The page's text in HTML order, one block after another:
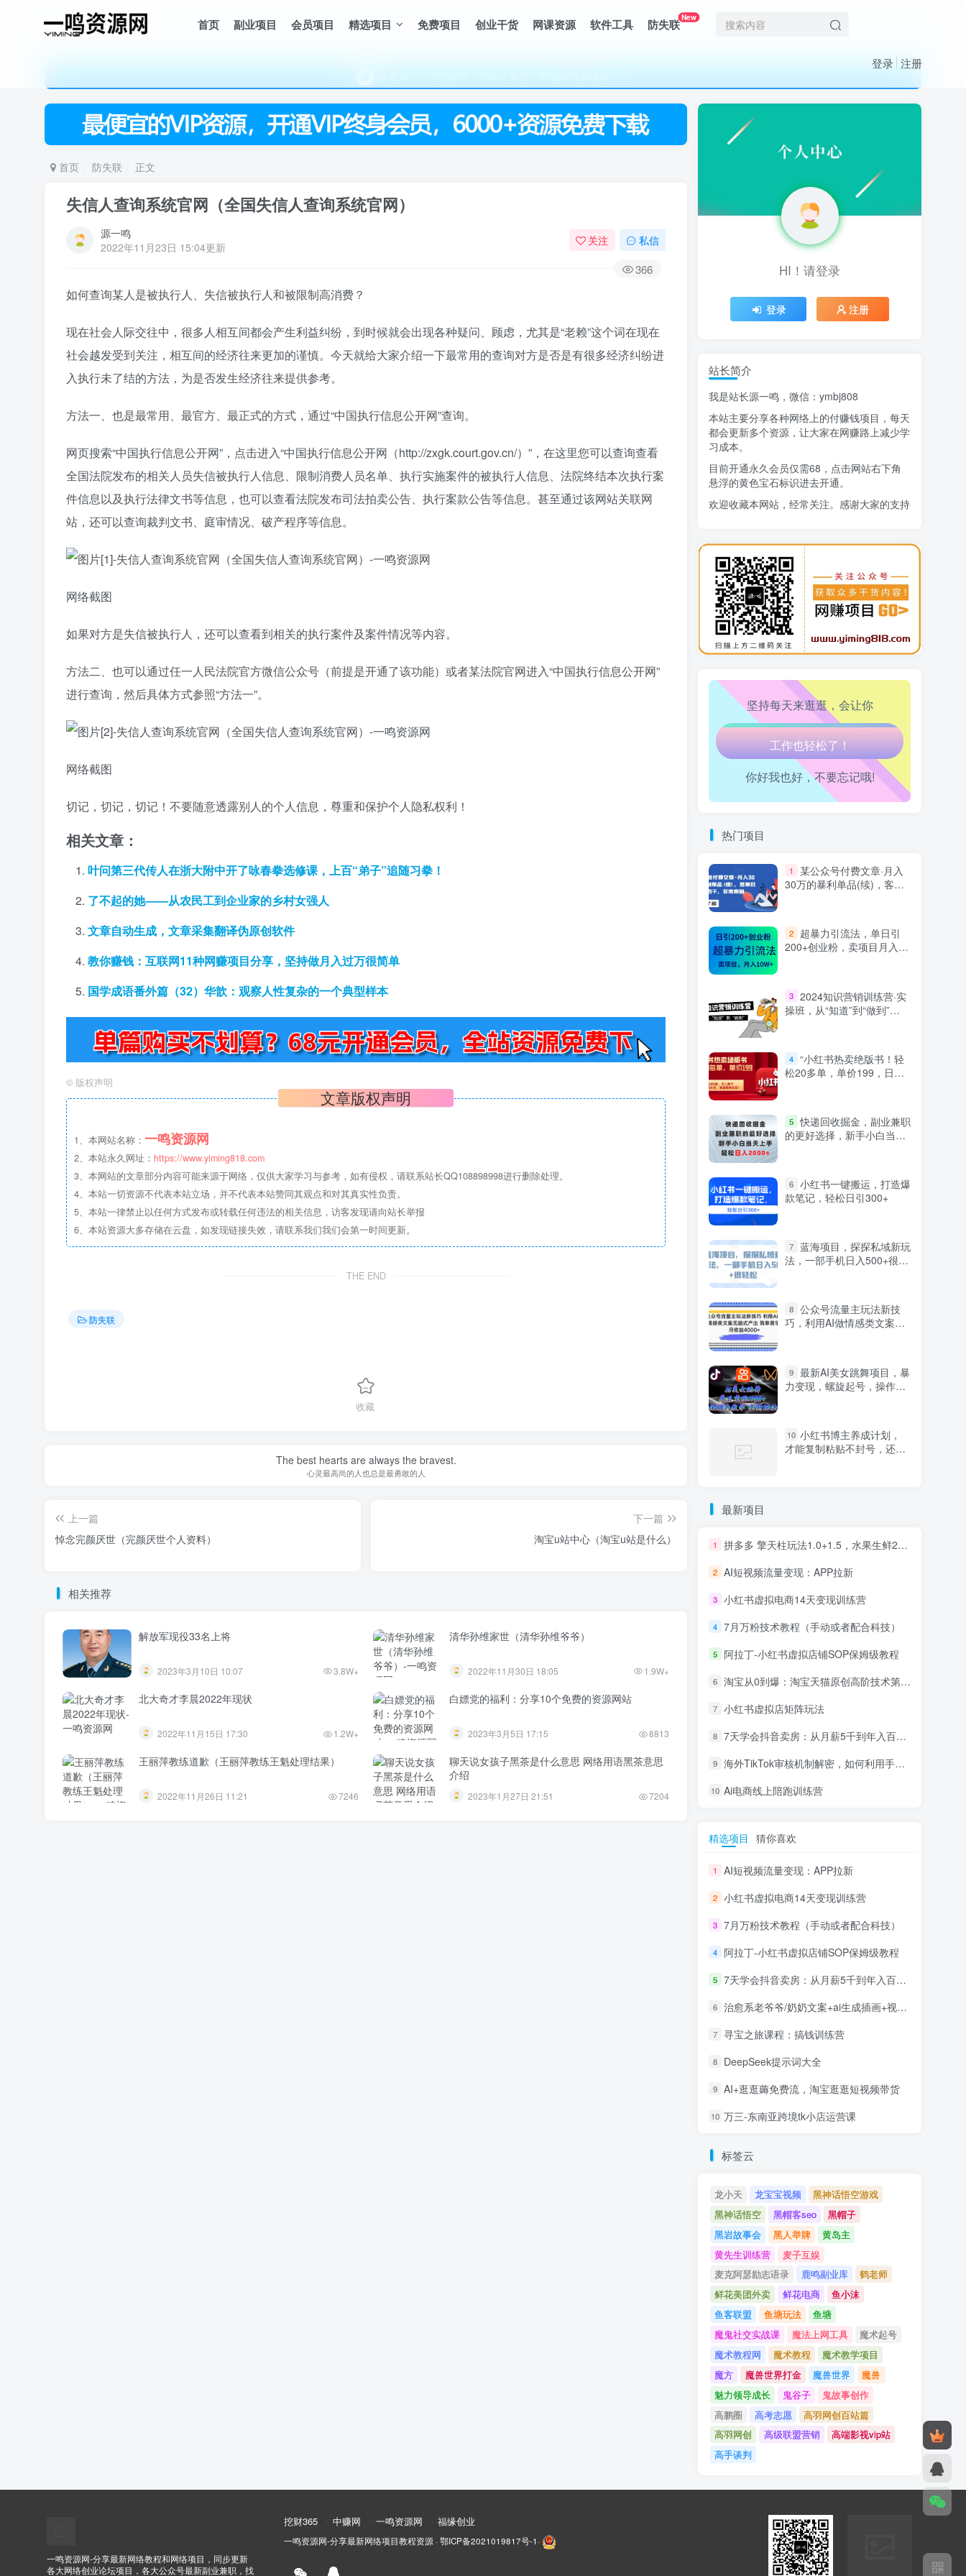
首页 副业项目 会员项目 精选项目 免费项目 创业干货 网课资源 软件工具 防失联New
登录 注册
欢迎访问一鸣资源网，本站汇集数千网创课程和项目
首页 防失联 正文
失信人查询系统官网（全国失信人查询系统官网）
源一鸣
2022年11月23日 15:04更新
关注 私信
366
如何查询某人是被执行人、失信被执行人和被限制高消费？
现在社会人际交往中，很多人相互间都会产生利益纠纷，到时候就会出现各种疑问、顾虑，尤其是“老赖”这个词在现在
社会越发受到关注，相互间的经济往来更加的谨慎。今天就给大家介绍一下最常用的查询对方是否是有很多经济纠纷进
入执行未了结的方法，为是否发生经济往来提供参考。
方法一、也是最常用、最官方、最正式的方式，通过“中国执行信息公开网”查询。
网页搜索“中国执行信息公开网”，点击进入“中国执行信息公开网（http://zxgk.court.gov.cn/）”，在这里您可以查询查看
全国法院发布的相关人员失信被执行人信息、限制消费人员名单、执行实施案件的被执行人信息、法院终结本次执行案
件信息以及执行法律文书等信息，也可以查看法院发布司法拍卖公告、执行案款公告等信息。甚至通过该网站关联网
站，还可以查询裁判文书、庭审情况、破产程序等信息。
网络截图
如果对方是失信被执行人，还可以查看到相关的执行案件及案件情况等内容。
方法二、也可以通过任一人民法院官方微信公众号（前提是开通了该功能）或者某法院官网进入“中国执行信息公开网”
进行查询，然后具体方式参照“方法一”。
网络截图
切记，切记，切记！不要随意透露别人的个人信息，尊重和保护个人隐私权利！
相关文章：
叶问第三代传人在浙大附中开了咏春拳选修课，上百“弟子”追随习拳！
了不起的她——从农民工到企业家的乡村女强人
文章自动生成，文章采集翻译伪原创软件
教你赚钱：互联网11种网赚项目分享，坚持做月入过万很简单
国学成语番外篇（32）华歆：观察人性复杂的一个典型样本
© 版权声明
文章版权声明
1、本网站名称： 一鸣资源网
2、本站永久网址： https://www.yiming818.com
3、本网站的文章部分内容可能来源于网络，仅供大家学习与参考，如有侵权，请联系站长QQ108898998进行删除处理。
4、本站一切资源不代表本站立场，并不代表本站赞同其观点和对其真实性负责。
5、本站一律禁止以任何方式发布或转载任何违法的相关信息，访客发现请向站长举报
6、本站资源大多存储在云盘，如发现链接失效，请联系我们我们会第一时间更新。
THE END
防失联
收藏
The best hearts are always the bravest.
心灵最高尚的人也总是最勇敢的人
上一篇
悼念完颜厌世（完颜厌世个人资料）
下一篇
淘宝u站中心（淘宝u站是什么）
相关推荐
解放军现役33名上将
2023年3月10日 10:07 3.8W+
清华孙维家世（清华孙维爷爷）
2022年11月30日 18:05 1.9W+
北大奇才李晨2022年现状
2022年11月15日 17:30 1.2W+
白嫖党的福利：分享10个免费的资源网站
2023年3月5日 17:15 8813
王丽萍教练道歉（王丽萍教练王魁处理结果）
2022年11月26日 11:21 7246
聊天说女孩子黑茶是什么意思 网络用语黑茶意思
介绍
2023年1月27日 21:51 7204
HI！请登录
登录 注册
精选项目
1 AI短视频流量变现：APP拉新
2 小红书虚拟电商14天变现训练营
7月万粉技术教程（手动或者配合科技）
4 阿拉丁-小红书虚拟店铺SOP保姆级教程
5 7天学会抖音卖房：从月薪5千到年入百万，新时代房产经纪人必备技能
寻宝之旅课程：搞钱训练营
8 DeepSeek提示词大全
9 AI+逛逛薅免费流，淘宝逛逛短视频带货
10 万三-东南亚跨境tk小店运营课
HI！请登录
登录 注册
站长简介
我是站长源一鸣，微信：ymbj808
本站主要分享各种网络上的付赚钱项目，每天
都会更新多个资源，让大家在网赚路上减少学
习成本。
目前开通永久会员仅需68，点击网站右下角
悬浮的黄色宝石标识进去开通。
欢迎收藏本网站，经常关注。感谢大家的支持
坚持每天来逛逛，会让你
生活也美好了！
心情也舒畅了！
腿也不痛了！
腰也不酸了！
工作也轻松了！
你好我也好，不要忘记哦!
热门项目
1
某公众号付费文章·月入
30万的暴利单品(续)，客单
2
超暴力引流法，单日引
200+创业粉，卖项目月入10
3 2024知识营销训练营·实
操班，从“知道”到“做到”
4 “小红书热卖绝版书！轻
松20多单，单价199，日入
5 快递回收掘金，副业兼职
的更好选择，新手小白当天
6 小红书一键搬运，打造爆
款笔记，轻松日引300+
7 蓝海项目，探探私域新玩
法，一部手机日入500+很轻
8 公众号流量主玩法新技
巧，利用AI做情感类文案无
9 最新AI美女跳舞项目，暴
力变现，螺旋起号，操作简
10 小红书博主养成计划，
才能复制粘贴不封号，还能
最新项目
1 拼多多 擎天柱玩法1.0+1.5，水果生鲜2小时起量,标品2天爆单,利润率提升30%
2 AI短视频流量变现：APP拉新
3 小红书虚拟电商14天变现训练营
4 7月万粉技术教程（手动或者配合科技）
5 阿拉丁-小红书虚拟店铺SOP保姆级教程
6 淘宝从0到爆：淘宝天猫原创高阶技术第69期
7 小红书虚拟店矩阵玩法
8 7天学会抖音卖房：从月薪5千到年入百万，新时代房产经纪人必备技能
9 海外TikTok审核机制解密，如何利用手法轻松搬运过审
10 Ai电商线上陪跑训练营
精选项目 猜你喜欢
1 AI短视频流量变现：APP拉新
2 小红书虚拟电商14天变现训练营
3 7月万粉技术教程（手动或者配合科技）
4 阿拉丁-小红书虚拟店铺SOP保姆级教程
5 7天学会抖音卖房：从月薪5千到年入百万，新时代房产经纪人必备技能
6 治愈系老爷爷/奶奶文案+ai生成插画+视频号广告分成项目
7 寻宝之旅课程：搞钱训练营
8 DeepSeek提示词大全
9 AI+逛逛薅免费流，淘宝逛逛短视频带货
10 万三-东南亚跨境tk小店运营课
标签云
龙小天 龙宝宝视频
黑神话悟空游戏
黑神话悟空
黑帽客seo
黑帽子
黑岩故事会
黑人举牌
黄岛主
黄先生训练营
麦子互娱
麦克阿瑟励志语录
鹿鸣副业库
鹤老师
鲜花美团外卖
鲜花电商
鱼小沫
鱼客联盟
鱼塘玩法
鱼塘
魔鬼社交实战课
魔法上网工具
魔术起号
魔术教程网
魔术教程
魔术教学项目
魔方
魔兽世界打金 魔兽世界
魔兽
魅力领导成长
鬼谷子
鬼故事创作
高鹏圈
高考志愿
高羽网创百站篇
高羽网创
高级联盟营销
高端影视vip站
高手谈判
一鸣资源网-分享最新网络教程和网络项目，同步更新
各大网络创业论坛项目，各大公众号最新副业兼职，找
挖财365 中赚网 一鸣资源网 福缘创业
一鸣资源网-分享最新网络项目教程资源 · 鄂ICP备2021019817号-1 ·